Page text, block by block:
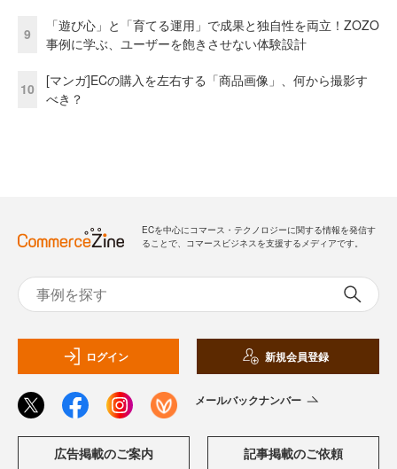
9
「遊び心」と「育てる運用」で成果と独自性を両立！ZOZO
事例に学ぶ、ユーザーを飽きさせない体験設計
10
[マンガ]ECの購入を左右する「商品画像」、何から撮影す
べき？
ECを中心にコマース・テクノロジーに関する情報を発信す
ることで、コマースビジネスを支援するメディアです。
ログイン 新規会員登録
メールバックナンバー
広告掲載のご案内 記事掲載のご依頼